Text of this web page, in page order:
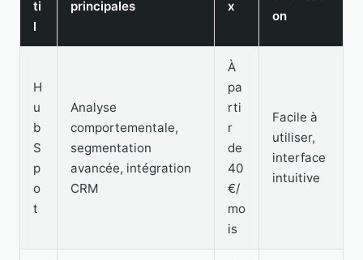
ti
l
principales x
on
H
u
b
S
p
o
t
Analyse
comportementale,
segmentation
avancée, intégration
CRM
À
pa
rti
r
de
40
€/
mo
is
Facile à
utiliser,
interface
intuitive